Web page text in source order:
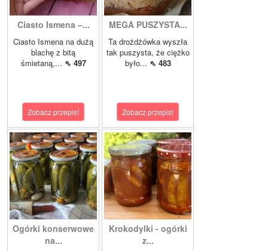
Ciasto Ismena –...
Ciasto Ismena na dużą
blachę z bitą
śmietaną,... ⇖ 497
Zobacz przepis!
MEGA PUSZYSTA...
Ta drożdżówka wyszła
tak puszysta, że ciężko
było... ⇖ 483
Zobacz przepis!
Ogórki konserwowe
na...
Krokodylki - ogórki
z...